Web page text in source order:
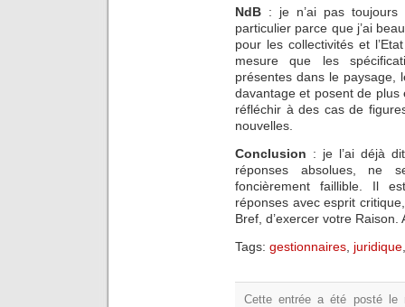
NdB : je n’ai pas
particulier parce que j’ai
pour les collectivités et
mesure que les
présentes dans le paysage,
davantage et posent de
réfléchir à des cas de
nouvelles.
Conclusion : je l’ai déjà
réponses absolues, ne
foncièrement faillible. Il
réponses avec esprit
Bref, d’exercer votre
Tags: gestionnaires juridique
Cette entrée a été posté le